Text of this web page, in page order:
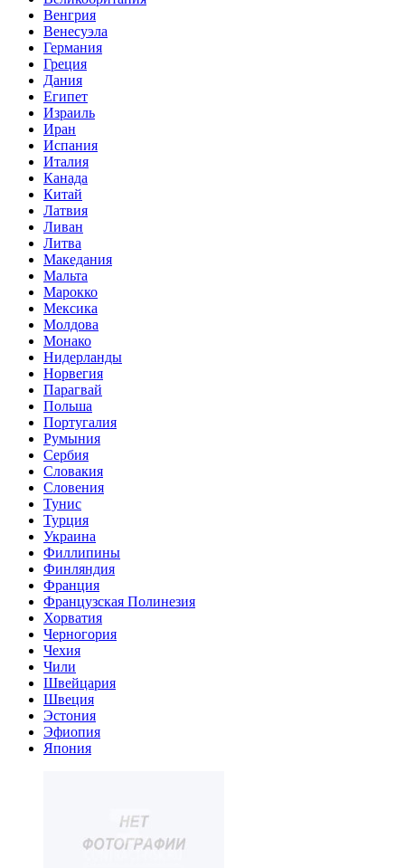
Венгрия
Венесуэла
Германия
Греция
Дания
Египет
Израиль
Иран
Испания
Италия
Канада
Китай
Латвия
Ливан
Литва
Македания
Мальта
Марокко
Мексика
Молдова
Монако
Нидерланды
Норвегия
Парагвай
Польша
Португалия
Румыния
Сербия
Словакия
Словения
Тунис
Турция
Украина
Филлипины
Финляндия
Франция
Французская Полинезия
Хорватия
Черногория
Чехия
Чили
Швейцария
Швеция
Эстония
Эфиопия
Япония